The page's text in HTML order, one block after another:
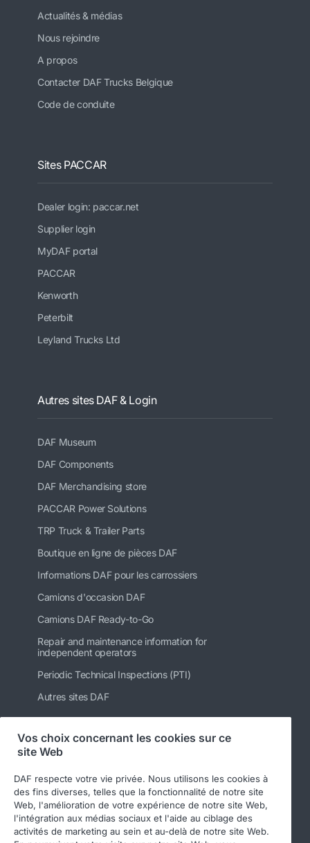
Actualités & médias
Nous rejoindre
A propos
Contacter DAF Trucks Belgique
Code de conduite
Sites PACCAR
Dealer login: paccar.net
Supplier login
MyDAF portal
PACCAR
Kenworth
Peterbilt
Leyland Trucks Ltd
Autres sites DAF & Login
DAF Museum
DAF Components
DAF Merchandising store
PACCAR Power Solutions
TRP Truck & Trailer Parts
Boutique en ligne de pièces DAF
Informations DAF pour les carrossiers
Camions d'occasion DAF
Camions DAF Ready-to-Go
Repair and maintenance information for
independent operators
Periodic Technical Inspections (PTI)
Autres sites DAF
Suivez-nous
Vos choix concernant les cookies sur ce
site Web
DAF respecte votre vie privée. Nous utilisons les cookies à
des fins diverses, telles que la fonctionnalité de notre site
Web, l'amélioration de votre expérience de notre site Web,
l'intégration aux médias sociaux et l'aide au ciblage des
activités de marketing au sein et au-delà de notre site Web.